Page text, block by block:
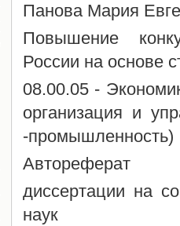
Панова Мария
Повышение
России на основе
08.00.05 -
организация и
-промышленность)
Автореферат
диссертации на
наук